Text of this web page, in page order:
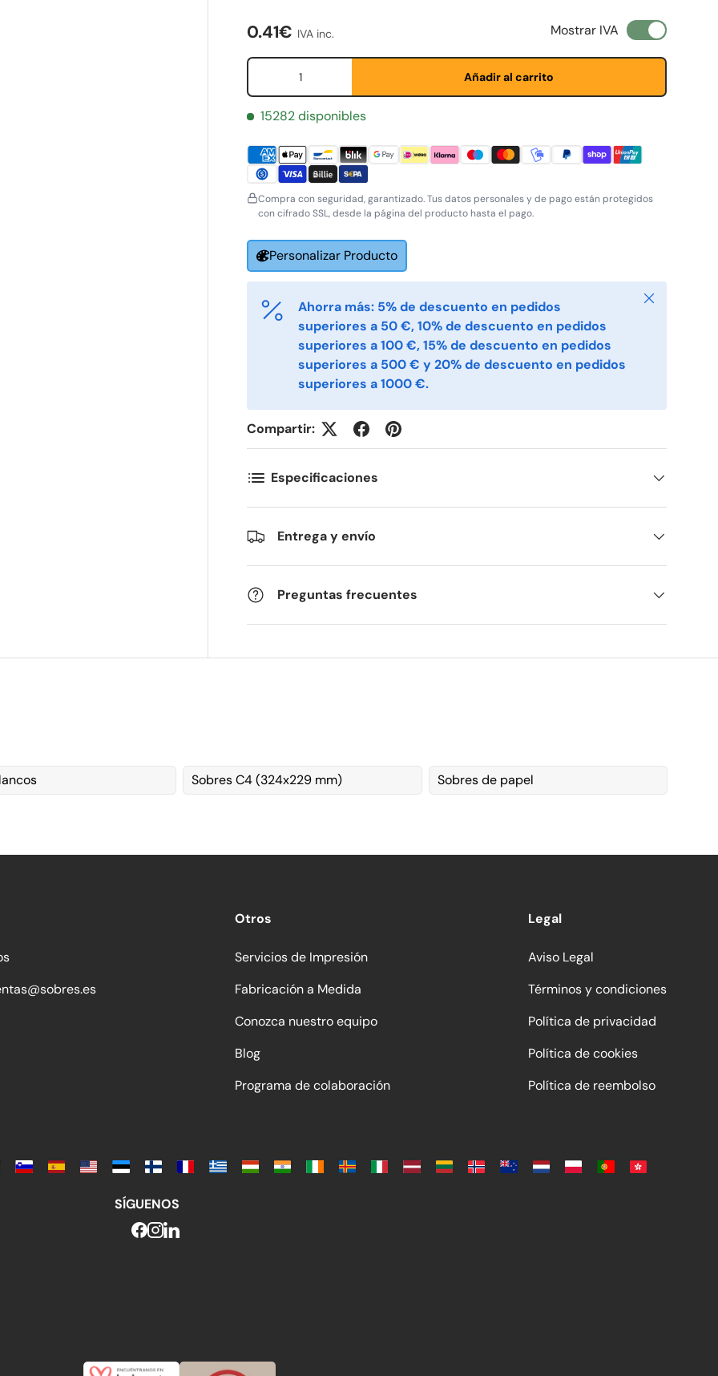
Precio normal
0.41€ IVA inc. Mostrar IVA
Cant.
Añadir al carrito
15282 disponibles
Compra con seguridad, garantizado. Tus datos personales y de pago están protegidos
con cifrado SSL, desde la página del producto hasta el pago.
Personalizar Producto
Ahorra más: 5% de descuento en pedidos
superiores a 50 €, 10% de descuento en pedidos
superiores a 100 €, 15% de descuento en pedidos
superiores a 500 € y 20% de descuento en pedidos
superiores a 1000 €.
Cerrar
Compartir:
Especificaciones
Entrega y envío
Preguntas frecuentes
Sobres C4 (324x229 mm) Sobres de papel
Otros
Servicios de Impresión
Fabricación a Medida
Conozca nuestro equipo
Blog
Programa de colaboración
Legal
Aviso Legal
Términos y condiciones
Política de privacidad
Política de cookies
Política de reembolso
SÍGUENOS